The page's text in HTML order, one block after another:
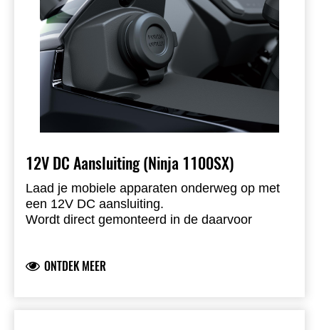
12V DC Aansluiting (Ninja 1100SX)
Laad je mobiele apparaten onderweg op met
een 12V DC aansluiting.
Wordt direct gemonteerd in de daarvoor
aanbevolen
ONTDEK MEER